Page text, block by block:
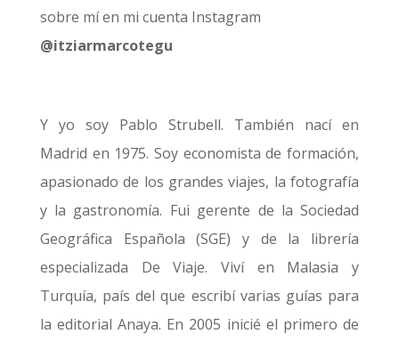
sobre mí en mi cuenta Instagram
@itziarmarcotegu
Y yo soy Pablo Strubell. También nací en
Madrid en 1975. Soy economista de formación,
apasionado de los grandes viajes, la fotografía
y la gastronomía. Fui gerente de la Sociedad
Geográfica Española (SGE) y de la librería
especializada De Viaje. Viví en Malasia y
Turquía, país del que escribí varias guías para
la editorial Anaya. En 2005 inicié el primero de